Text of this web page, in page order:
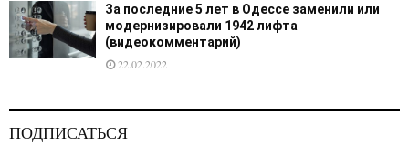
За последние 5 лет в Одессе заменили или
модернизировали 1942 лифта
(видеокомментарий)
22.02.2022
ПОДПИСАТЬСЯ